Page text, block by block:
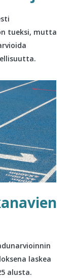
tueksi, mutta
laskea
alusta.